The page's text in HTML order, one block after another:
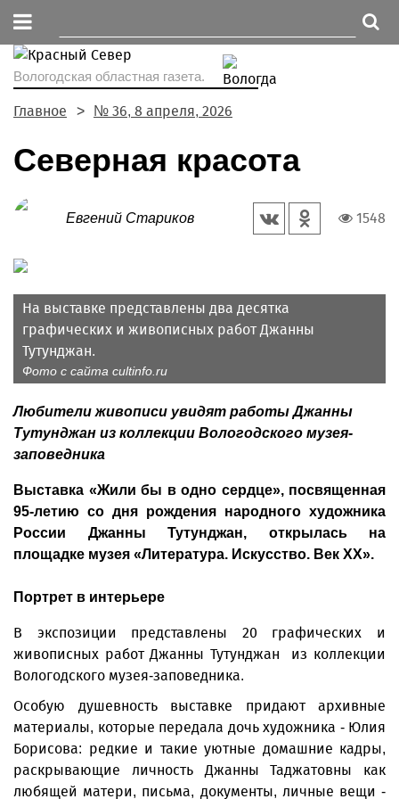
Вологодская областная газета.
Главное № 36, 8 апреля, 2026
Северная красота
Евгений Стариков 1548
На выставке представлены два десятка
графических и живописных работ Джанны
Тутунджан.
Фото с сайта cultinfo.ru
Любители живописи увидят работы Джанны
Тутунджан из коллекции Вологодского музея-
заповедника
Выставка «Жили бы в одно сердце», посвященная
95-летию со дня рождения народного художника
России Джанны Тутунджан, открылась на
площадке музея «Литература. Искусство. Век XX».
Портрет в интерьере
В экспозиции представлены 20 графических и
живописных работ Джанны Тутунджан из коллекции
Вологодского музея‑заповедника.
Особую душевность выставке придают архивные
материалы, которые передала дочь художника - Юлия
Борисова: редкие и такие уютные домашние кадры,
раскрывающие личность Джанны Таджатовны как
любящей матери, письма, документы, личные вещи -